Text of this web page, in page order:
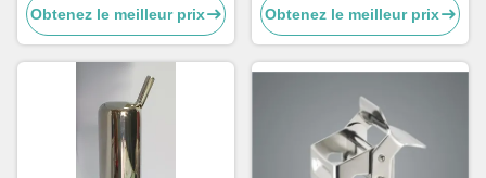
bouteille pour chèvre
Obtenez le meilleur prix
traire
Obtenez le meilleur prix